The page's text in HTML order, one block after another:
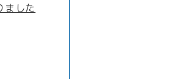
ました